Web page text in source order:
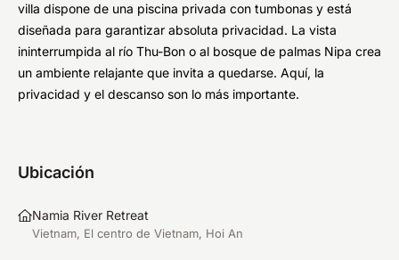
villa dispone de una piscina privada con tumbonas y está
diseñada para garantizar absoluta privacidad. La vista
ininterrumpida al río Thu-Bon o al bosque de palmas Nipa crea
un ambiente relajante que invita a quedarse. Aquí, la
privacidad y el descanso son lo más importante.
Ubicación
Namia River Retreat
Vietnam, El centro de Vietnam, Hoi An